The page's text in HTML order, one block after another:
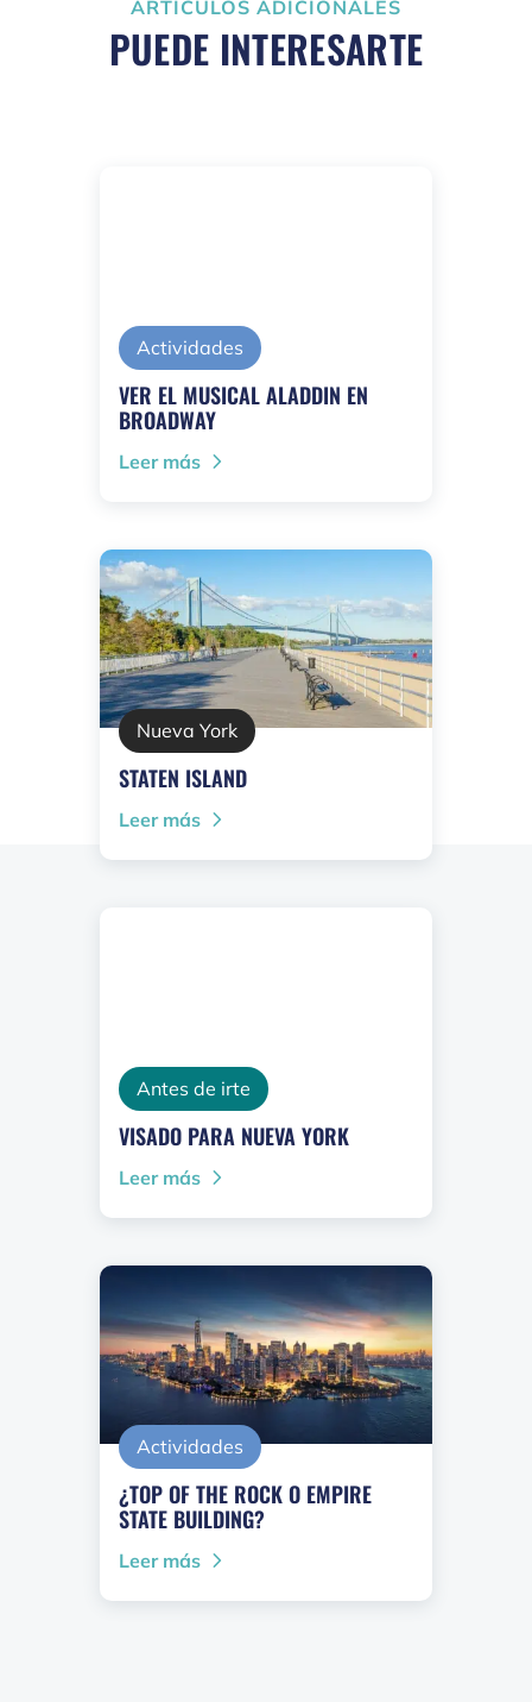
ARTÍCULOS ADICIONALES
PUEDE INTERESARTE
Actividades
VER EL MUSICAL ALADDIN EN
BROADWAY
Leer más
Nueva York
STATEN ISLAND
Leer más
Antes de irte
VISADO PARA NUEVA YORK
Leer más
Actividades
¿TOP OF THE ROCK O EMPIRE
STATE BUILDING?
Leer más